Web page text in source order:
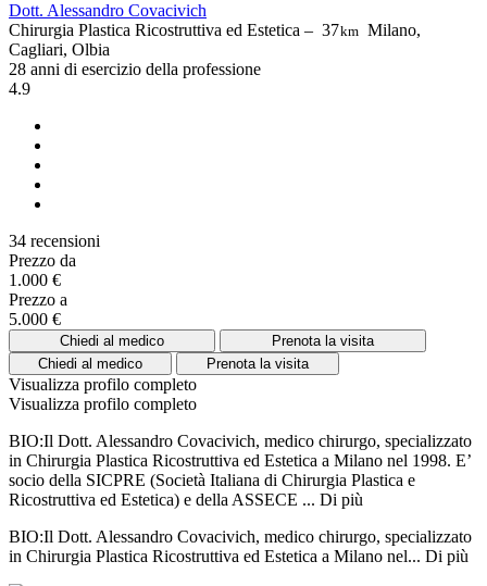
Dott. Alessandro Covacivich
Chirurgia Plastica Ricostruttiva ed Estetica – 37km Milano,
Cagliari, Olbia
28 anni di esercizio della professione
4.9
34 recensioni
Prezzo da
1.000 €
Prezzo a
5.000 €
Chiedi al medico
Prenota la visita
Chiedi al medico
Prenota la visita
Visualizza profilo completo
Visualizza profilo completo
BIO:Il Dott. Alessandro Covacivich, medico chirurgo, specializzato
in Chirurgia Plastica Ricostruttiva ed Estetica a Milano nel 1998. E’
socio della SICPRE (Società Italiana di Chirurgia Plastica e
Ricostruttiva ed Estetica) e della ASSECE ... Di più
BIO:Il Dott. Alessandro Covacivich, medico chirurgo, specializzato
in Chirurgia Plastica Ricostruttiva ed Estetica a Milano nel... Di più